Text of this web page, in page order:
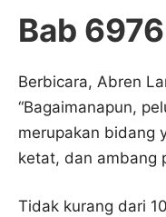
Bab 6976
Berbicara, Abren
“Bagaimanapun,
merupakan bidang
ketat, dan ambang
Tidak kurang dari